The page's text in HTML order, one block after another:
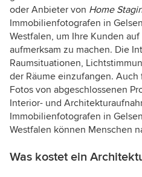
oder Anbieter von Home
Immobilienfotografen in
Westfalen, um Ihre Kunden
aufmerksam zu machen. Die
Raumsituationen,
der Räume einzufangen. Auch
Fotos von abgeschlossenen
Interior- und
Immobilienfotografen in
Westfalen können Menschen
Was kostet ein